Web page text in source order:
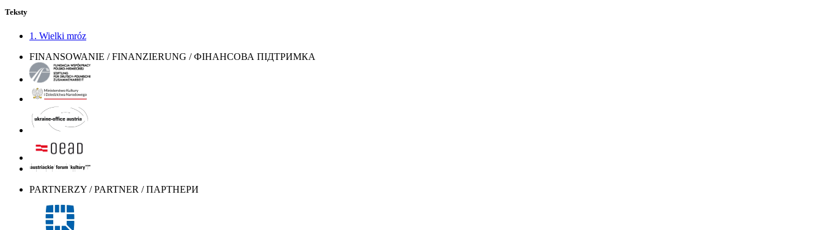
Teksty
1. Wielki mróz
FINANSOWANIE / FINANZIERUNG / ФІНАНСОВА ПІДТРИМКА
PARTNERZY / PARTNER / ПАРТНЕРИ